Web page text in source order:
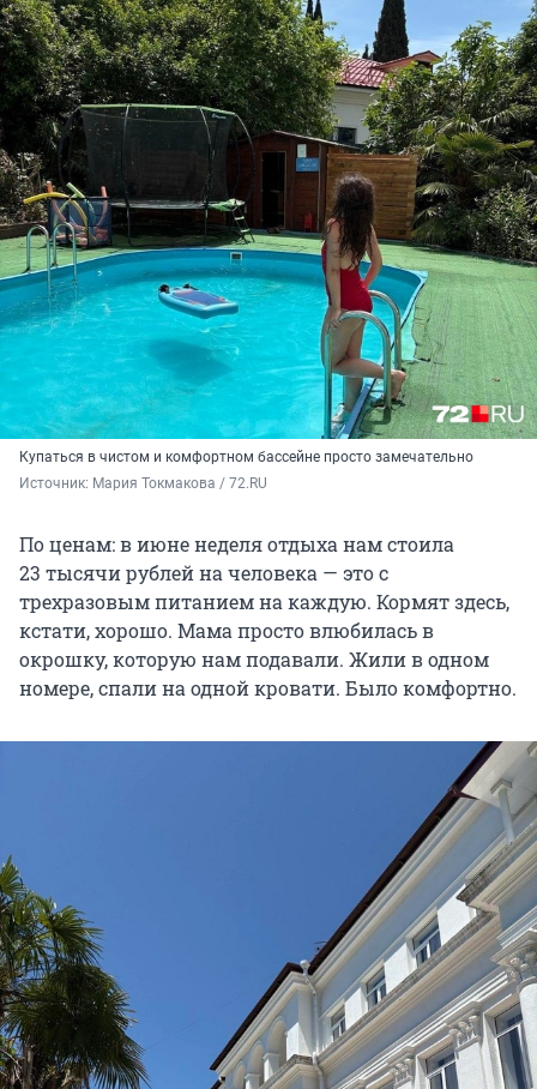
Купаться в чистом и комфортном бассейне просто замечательно
Источник: Мария Токмакова / 72.RU
По ценам: в июне неделя отдыха нам стоила
23 тысячи рублей на человека — это с
трехразовым питанием на каждую. Кормят здесь,
кстати, хорошо. Мама просто влюбилась в
окрошку, которую нам подавали. Жили в одном
номере, спали на одной кровати. Было комфортно.